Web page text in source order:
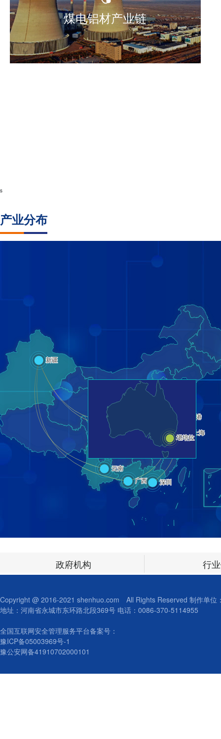
煤电铝材产业链
s
产业分布
政府机构 行
Copyright @ 2016-2021 shenhuo.com All Rights Reserved 制作单位
地址：河南省永城市东环路北段369号 电话：0086-370-5114955
全国互联网安全管理服务平台备案号：
豫ICP备05003969号-1
豫公安网备41910702000101